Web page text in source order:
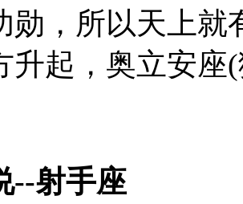
勋，所以天上
升起，奥立安
--射手座